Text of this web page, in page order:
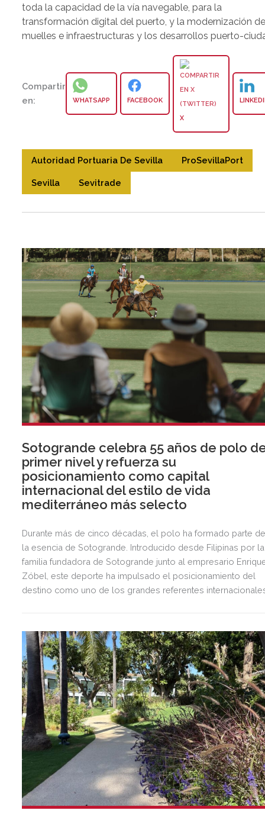
toda la capacidad de la vía navegable, para la
transformación digital del puerto, y la modernización
muelles e infraestructuras y los desarrollos puerto-
Compartir
en:
WHATSAPP FACEBOOK
X
Autoridad Portuaria De Sevilla ProSevillaPort
Sevilla Sevitrade
Sotogrande celebra 55 años de polo
primer nivel y refuerza su
posicionamiento como capital
internacional del estilo de vida
mediterráneo más selecto
Durante más de cinco décadas, el polo ha formado parte
la esencia de Sotogrande. Introducido desde Filipinas por la
familia fundadora de Sotogrande junto al empresario
Zóbel, este deporte ha impulsado el posicionamiento del
destino como uno de los grandes referentes
exclusiva agenda social.